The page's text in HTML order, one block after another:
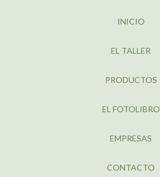
INICIO
EL TALLER
PRODUCTOS
EL FOTOLIBRO
EMPRESAS
CONTACTO